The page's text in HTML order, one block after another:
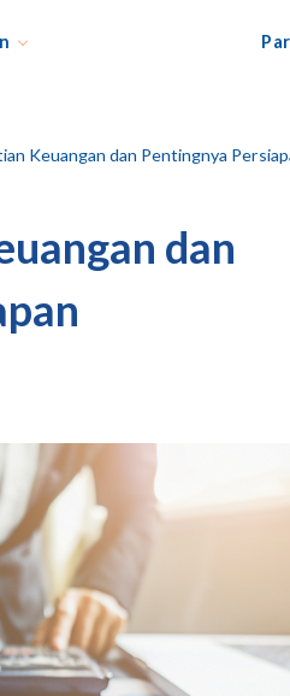
Keuangan dan Pentingnya
dan